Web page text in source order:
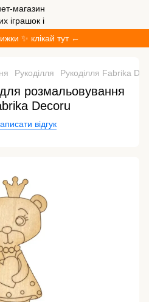
✨ клікай тут ←
Рукоділля Рукоділля Fabrika
розмальовування
Decoru
відгук